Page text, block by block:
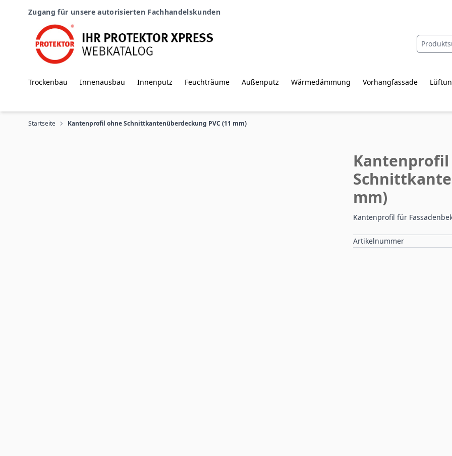
Zugang für unsere autorisierten Fachhandelskunden
Trockenbau Innenausbau Innenputz Feuchträume Außenputz Wärmedämmung Vorhangfassade
Startseite Kantenprofil ohne Schnittkantenüberdeckung PVC (11 mm)
mm)
Kantenprofil für
Artikelnummer